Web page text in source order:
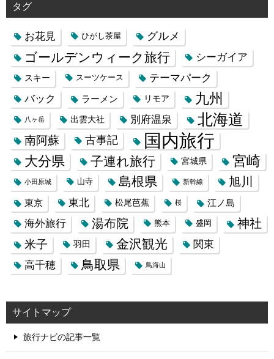
タグ
お花見 ひがし茶屋 グルメ
ゴールデンウィーク旅行 シーガイア
スキー スーツケース テーマパーク
バック ラーメン リモア 九州
八ヶ岳 出雲大社 別府温泉 北海道
南阿蘇 古事記 国内旅行
大分県 子連れ旅行 宮城県 宮崎
小田原城 山寺 島根県 新幹線 旭川
東京 東北 松尾芭蕉 桜 江ノ島
海外旅行 湯布院 熊本 盛岡 神社
米子 羽田 金沢観光
関東
高千穂
鳥取県 鳥海山
サイトマップ
旅行ナビの記事一覧